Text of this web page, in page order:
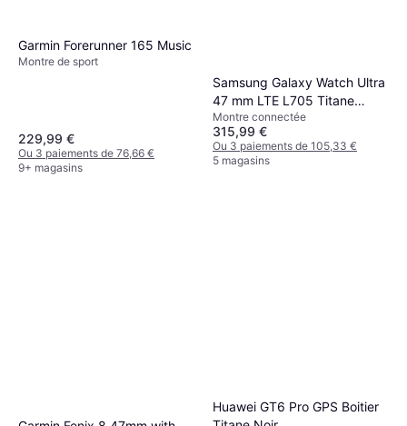
Garmin Forerunner 165 Music
Montre de sport
229,99 €
Ou 3 paiements de 76,66 €
9+ magasins
Samsung Galaxy Watch Ultra
47 mm LTE L705 Titane
Marine Band
Montre connectée
315,99 €
Ou 3 paiements de 105,33 €
5 magasins
Huawei GT6 Pro GPS Boitier